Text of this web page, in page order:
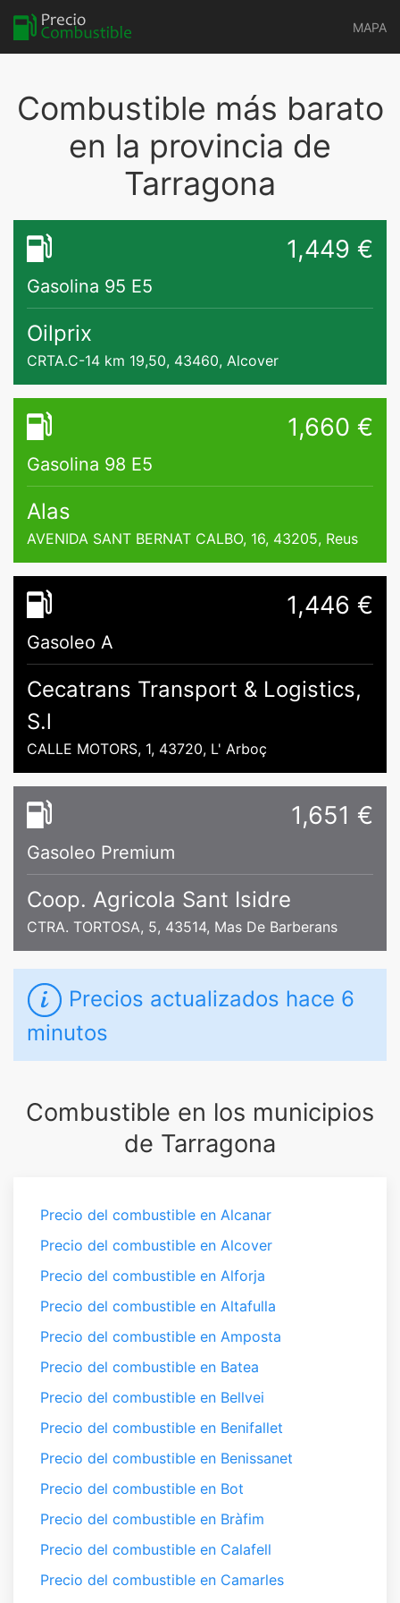
MAPA
Combustible más barato
en la provincia de
Tarragona
1,449 €
Gasolina 95 E5
Oilprix
CRTA.C-14 km 19,50, 43460, Alcover
1,660 €
Gasolina 98 E5
Alas
AVENIDA SANT BERNAT CALBO, 16, 43205, Reus
1,446 €
Gasoleo A
Cecatrans Transport & Logistics,
S.l
CALLE MOTORS, 1, 43720, L' Arboç
1,651 €
Gasoleo Premium
Coop. Agricola Sant Isidre
CTRA. TORTOSA, 5, 43514, Mas De Barberans
Precios actualizados hace 6
minutos
Combustible en los municipios
de Tarragona
Precio del combustible en Alcanar
Precio del combustible en Alcover
Precio del combustible en Alforja
Precio del combustible en Altafulla
Precio del combustible en Amposta
Precio del combustible en Batea
Precio del combustible en Bellvei
Precio del combustible en Benifallet
Precio del combustible en Benissanet
Precio del combustible en Bot
Precio del combustible en Bràfim
Precio del combustible en Calafell
Precio del combustible en Camarles